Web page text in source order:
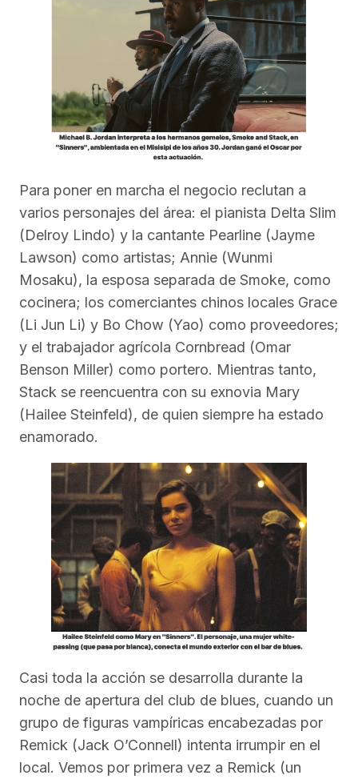
Para poner en marcha el negocio reclutan a
varios personajes del área: el pianista Delta Slim
(Delroy Lindo) y la cantante Pearline (Jayme
Lawson) como artistas; Annie (Wunmi
Mosaku), la esposa separada de Smoke, como
cocinera; los comerciantes chinos locales Grace
(Li Jun Li) y Bo Chow (Yao) como proveedores;
y el trabajador agrícola Cornbread (Omar
Benson Miller) como portero. Mientras tanto,
Stack se reencuentra con su exnovia Mary
(Hailee Steinfeld), de quien siempre ha estado
enamorado.
Casi toda la acción se desarrolla durante la
noche de apertura del club de blues, cuando un
grupo de figuras vampíricas encabezadas por
Remick (Jack O’Connell) intenta irrumpir en el
local. Vemos por primera vez a Remick (un